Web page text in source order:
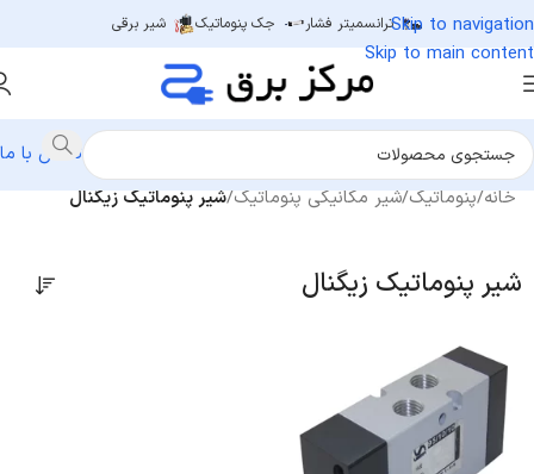
Skip to navigation
Skip to main content
ترانسمیتر فشار جک پنوماتیک شیر برقی
تماس با ما
خانه/پنوماتیک/شیر مکانیکی پنوماتیک/شیر پنوماتیک زیگنال
شیر پنوماتیک زیگنال